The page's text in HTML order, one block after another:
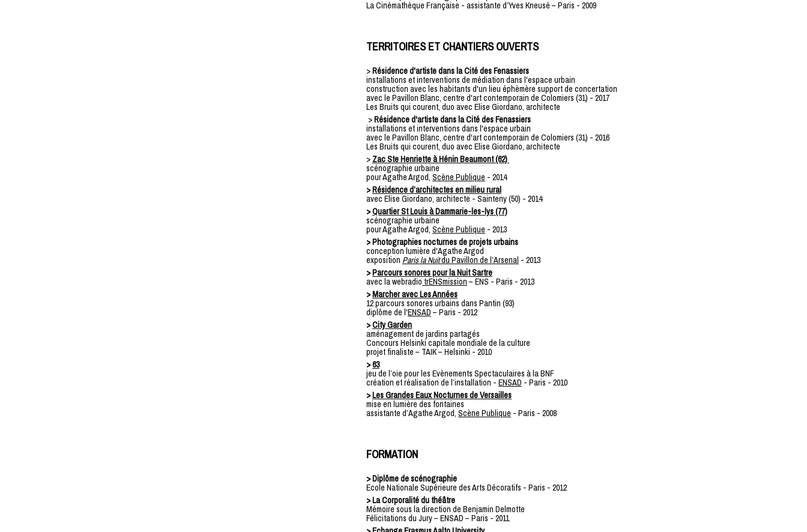
La Cinémathèque Française - assistante d’Yves Kneusé – Paris - 2009
TERRITOIRES ET CHANTIERS OUVERTS
>Résidence d'artiste dans la Cité des Fenassiers
installations et interventions de médiation dans l'espace urbain
construction avec les habitants d'un lieu éphèmère support de concertation
avec le Pavillon Blanc, centre d'art contemporain de Colomiers (31) - 2017
Les Bruits qui courent, duo avec Elise Giordano, architecte
>Résidence d'artiste dans la Cité des Fenassiers
installations et interventions dans l'espace urbain
avec le Pavillon Blanc, centre d'art contemporain de Colomiers (31) - 2016
Les Bruits qui courent, duo avec Elise Giordano, architecte
> Zac Ste Henriette à Hénin Beaumont (62)
scénographie urbaine
pour Agathe Argod, Scène Publique - 2014
>Résidence d’architectes en milieu rural
avec Elise Giordano, architecte - Sainteny (50) - 2014
>Quartier St Louis à Dammarie-les-lys (77)
scénographie urbaine
pour Agathe Argod, Scène Publique - 2013
> Photographies nocturnes de projets urbains
conception lumière d'Agathe Argod
exposition Paris la Nuitdu Pavillon de l’Arsenal - 2013
>Parcours sonores pour la Nuit Sartre
avec la webradio trENSmission – ENS - Paris - 2013
>Marcher avec Les Années
12 parcours sonores urbains dans Pantin (93)
diplôme de l'ENSAD – Paris - 2012
>City Garden
aménagement de jardins partagés
Concours Helsinki capitale mondiale de la culture
projet finaliste – TAIK – Helsinki - 2010
>63
jeu de l’oie pour les Evènements Spectaculaires à la BNF
création et réalisation de l’installation - ENSAD - Paris - 2010
>Les Grandes Eaux Nocturnes de Versailles
mise en lumière des fontaines
assistante d’Agathe Argod, Scène Publique - Paris - 2008
FORMATION
> Diplôme de scénographie
Ecole Nationale Supérieure des Arts Décoratifs - Paris - 2012
> La Corporalité du théâtre
Mémoire sous la direction de Benjamin Delmotte
Félicitations du Jury – ENSAD – Paris - 2011